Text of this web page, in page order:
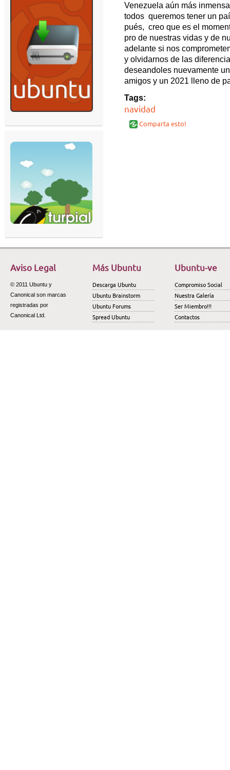
Venezuela aún más
todos queremos tener un
pués, creo que es el
pro de nuestras vidas y de
adelante si nos
y olvidarnos de las
deseandoles nuevamente
amigos y un 2021 lleno de
Tags:
navidad
Comparta esto!
Aviso Legal
© 2011 Ubuntu y
Canonical son marcas
registradas por
Canonical Ltd.
Más Ubuntu
Descarga Ubuntu
Ubuntu Brainstorm
Ubuntu Forums
Spread Ubuntu
Ubuntu-ve
Compromiso Social
Nuestra Galería
Ser Miembro!!!
Contactos